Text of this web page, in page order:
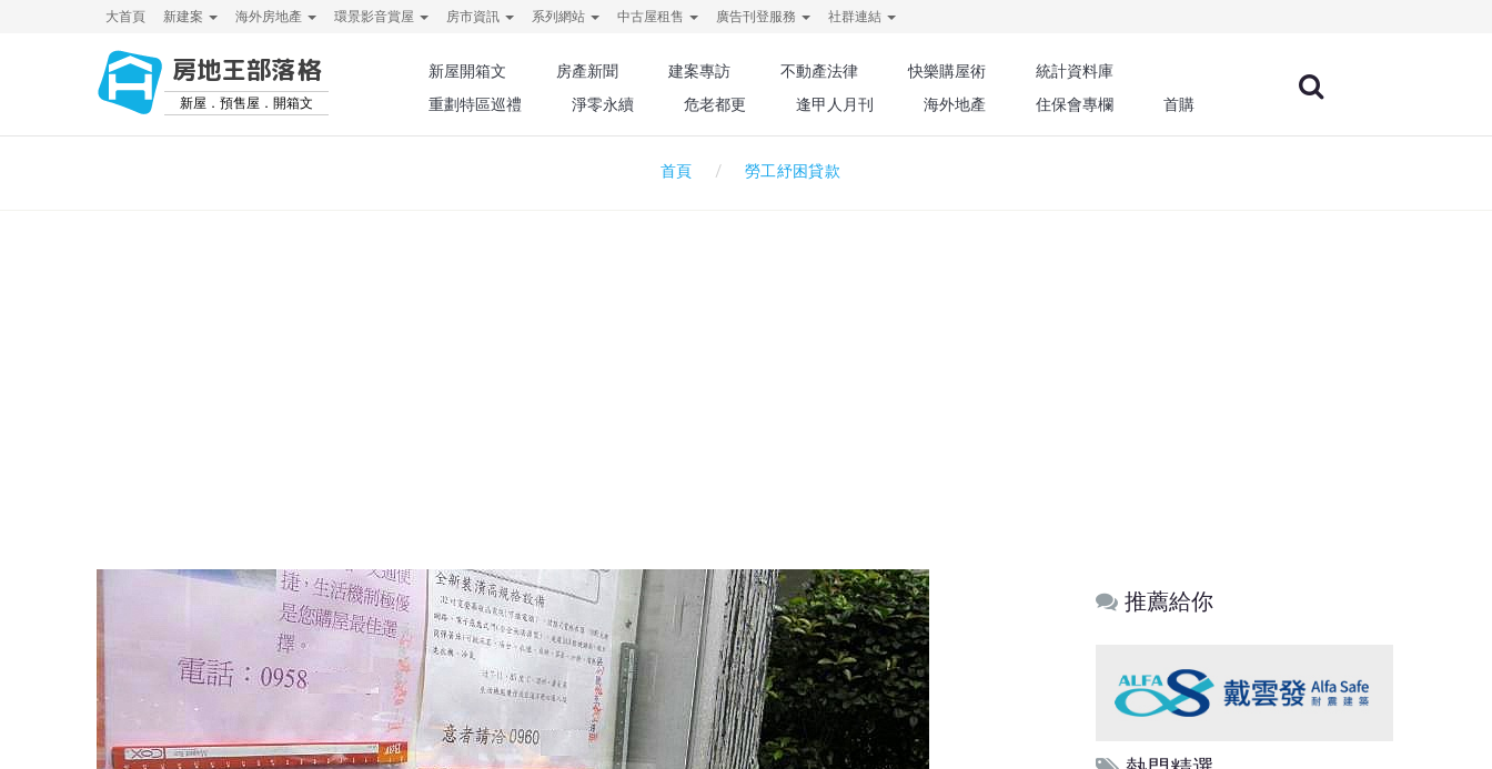
大首頁 新建案 海外房地產 環景影音賞屋 房市資訊 系列網站 中古屋租售 廣告刊登服務 社群連結
房地王部落格
新屋．預售屋．開箱文
新屋開箱文 房產新聞 建案專訪 不動產法律 快樂購屋術
統計資料庫
重劃特區巡禮
淨零永續 危老都更 逢甲人月刊 海外地產 住保會專欄 首購
首頁 勞工紓困貸款
推薦給你